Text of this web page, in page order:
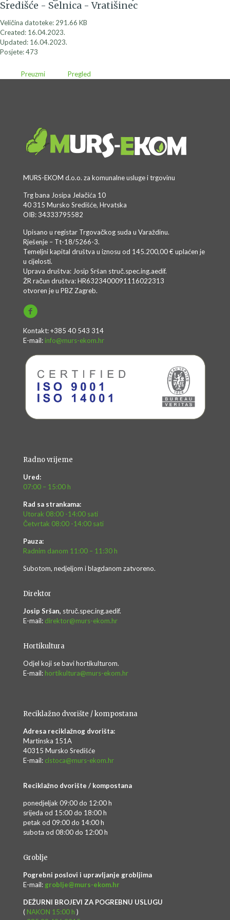
Središće - Selnica - Vratišinec
Veličina datoteke: 291.66 KB
Created: 16.04.2023.
Updated: 16.04.2023.
Posjete: 473
Preuzmi Pregled
MURS-EKOM d.o.o. za komunalne usluge i trgovinu
Trg bana Josipa Jelačića 10
40 315 Mursko Središće, Hrvatska
OIB: 34333795582
Upisano u registar Trgovačkog suda u Varaždinu.
Rješenje – Tt-18/5266-3.
Temeljni kapital društva u iznosu od 145.200,00 € uplaćen je
u cijelosti.
Uprava društva: Josip Sršan struč.spec.ing.aedif.
ŽR račun društva: HR6323400091116022313
otvoren je u PBZ Zagreb.
Kontakt: +385 40 543 314
E-mail: info@murs-ekom.hr
Radno vrijeme
Ured:
07:00 – 15:00 h
Rad sa strankama:
Utorak 08:00 -14:00 sati
Četvrtak 08:00 -14:00 sati
Pauza:
Radnim danom 11:00 – 11:30 h
Subotom, nedjeljom i blagdanom zatvoreno.
Direktor
Josip Sršan, struč.spec.ing.aedif.
E-mail: direktor@murs-ekom.hr
Hortikultura
Odjel koji se bavi hortikulturom.
E-mail: hortikultura@murs-ekom.hr
Reciklažno dvorište / kompostana
Adresa reciklažnog dvorišta:
Martinska 151A
40315 Mursko Središće
E-mail: cistoca@murs-ekom.hr
Reciklažno dvorište / kompostana
ponedjeljak 09:00 do 12:00 h
srijeda od 15:00 do 18:00 h
petak od 09:00 do 14:00 h
subota od 08:00 do 12:00 h
Groblje
Pogrebni poslovi i upravljanje grobljima
E-mail: groblje@murs-ekom.hr
DEŽURNI BROJEVI ZA POGREBNU USLUGU
( NAKON 15:00 h )